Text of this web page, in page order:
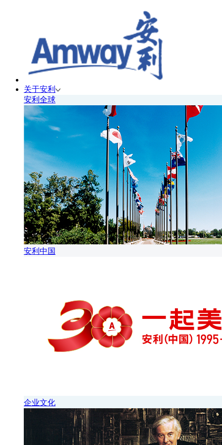
关于安利
安利全球
安利中国
企业文化